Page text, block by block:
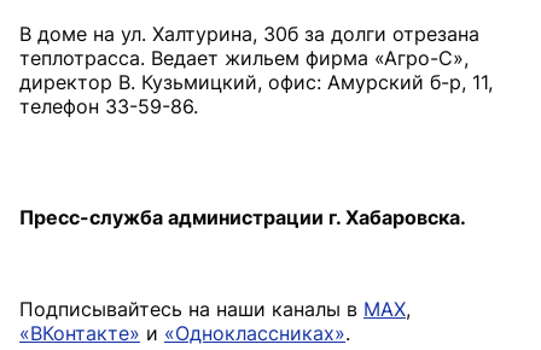
В доме на ул. Халтурина, 30б за долги отрезана
теплотрасса. Ведает жильем фирма «Агро-С»,
директор В. Кузьмицкий, офис: Амурский б-р, 11,
телефон 33-59-86.
Пресс-служба администрации г. Хабаровска.
Подписывайтесь на наши каналы в MAX,
«ВКонтакте» и «Одноклассниках».